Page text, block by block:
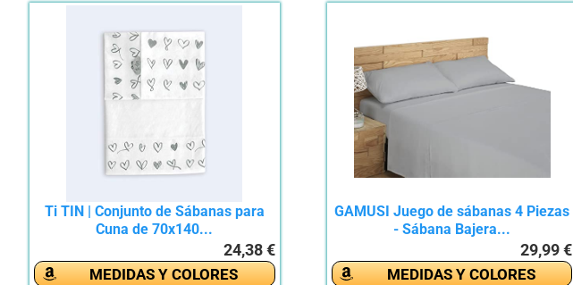
Ti TIN | Conjunto de Sábanas para
Cuna de 70x140...
24,38 €
MEDIDAS Y COLORES
GAMUSI Juego de sábanas 4 Piezas
- Sábana Bajera...
29,99 €
MEDIDAS Y COLORES